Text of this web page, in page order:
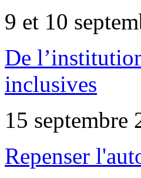
9 et 10
De
inclusives
15 septembre
Repenser